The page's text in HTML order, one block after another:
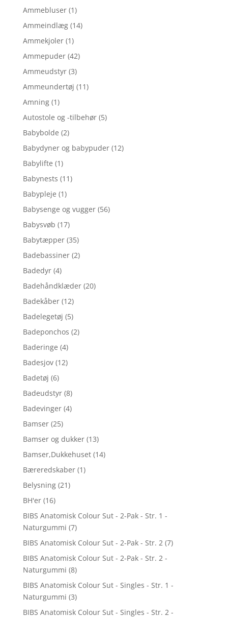
Ammebluser (1)
Ammeindlæg (14)
Ammekjoler (1)
Ammepuder (42)
Ammeudstyr (3)
Ammeundertøj (11)
Amning (1)
Autostole og -tilbehør (5)
Babybolde (2)
Babydyner og babypuder (12)
Babylifte (1)
Babynests (11)
Babypleje (1)
Babysenge og vugger (56)
Babysvøb (17)
Babytæpper (35)
Badebassiner (2)
Badedyr (4)
Badehåndklæder (20)
Badekåber (12)
Badelegetøj (5)
Badeponchos (2)
Baderinge (4)
Badesjov (12)
Badetøj (6)
Badeudstyr (8)
Badevinger (4)
Bamser (25)
Bamser og dukker (13)
Bamser,Dukkehuset (14)
Bæreredskaber (1)
Belysning (21)
BH'er (16)
BIBS Anatomisk Colour Sut - 2-Pak - Str. 1 -
Naturgummi (7)
BIBS Anatomisk Colour Sut - 2-Pak - Str. 2 (7)
BIBS Anatomisk Colour Sut - 2-Pak - Str. 2 -
Naturgummi (8)
BIBS Anatomisk Colour Sut - Singles - Str. 1 -
Naturgummi (3)
BIBS Anatomisk Colour Sut - Singles - Str. 2 -